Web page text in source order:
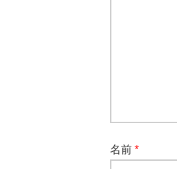
名前 *